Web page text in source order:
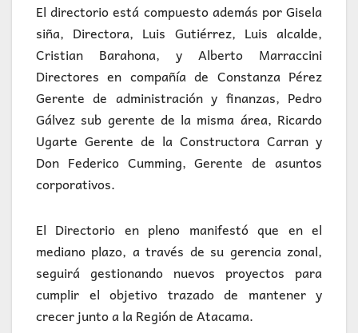
El directorio está compuesto además por Gisela
siña, Directora, Luis Gutiérrez, Luis alcalde,
Cristian Barahona, y Alberto Marraccini
Directores en compañía de Constanza Pérez
Gerente de administración y finanzas, Pedro
Gálvez sub gerente de la misma área, Ricardo
Ugarte Gerente de la Constructora Carran y
Don Federico Cumming, Gerente de asuntos
corporativos.
El Directorio en pleno manifestó que en el
mediano plazo, a través de su gerencia zonal,
seguirá gestionando nuevos proyectos para
cumplir el objetivo trazado de mantener y
crecer junto a la Región de Atacama.